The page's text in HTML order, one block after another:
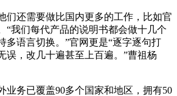
们还需要做比国内更多的工作，比如官
“我们每代产品的说明书都会做十几个
多语言切换。”官网更是“逐字逐句打
误，改几十遍甚至上百遍。”曹祖杨
业务已覆盖90多个国家和地区，拥有50